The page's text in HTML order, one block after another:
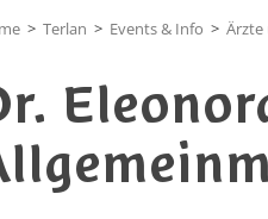
> Terlan > Events & Info > Ärzte